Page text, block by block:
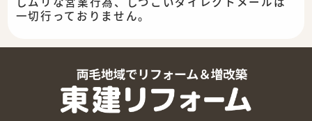
一切行っておりません。